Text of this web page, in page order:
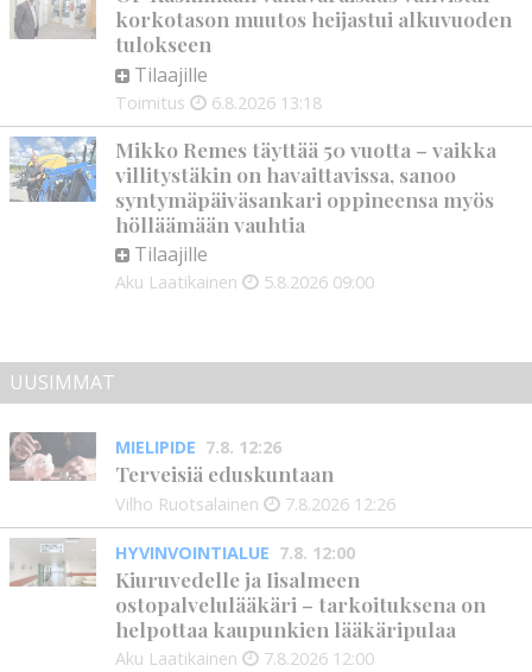
korkotason muutos heijastui alkuvuoden
tulokseen
Tilaajille
Toimitus 6.8.2026 13:18
Mikko Remes täyttää 50 vuotta – vaikka
villitystäkin on havaittavissa, sanoo
syntymäpäiväsankari oppineensa myös
hölläämään vauhtia
Tilaajille
Aku Laatikainen 5.8.2026 09:00
UUSIMMAT
MIELIPIDE 7.8. 12:26
Terveisiä eduskuntaan
Vilho Ruotsalainen 7.8.2026 12:26
HYVINVOINTIALUE 7.8. 12:00
Kiuruvedelle ja Iisalmeen
ostopalvelulääkäri – tarkoituksena on
helpottaa kaupunkien lääkäripulaa
Aku Laatikainen 7.8.2026 12:00